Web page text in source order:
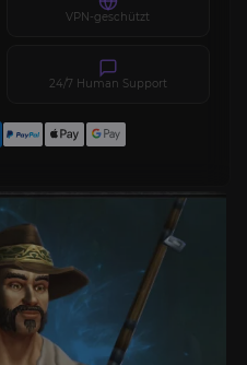
VPN-geschützt
24/7 Human Support